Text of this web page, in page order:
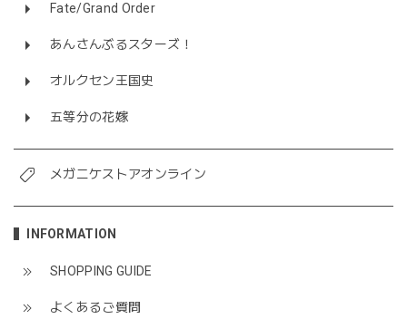
Fate/Grand Order
あんさんぶるスターズ！
オルクセン王国史
五等分の花嫁
メガニケストアオンライン
INFORMATION
SHOPPING GUIDE
よくあるご質問